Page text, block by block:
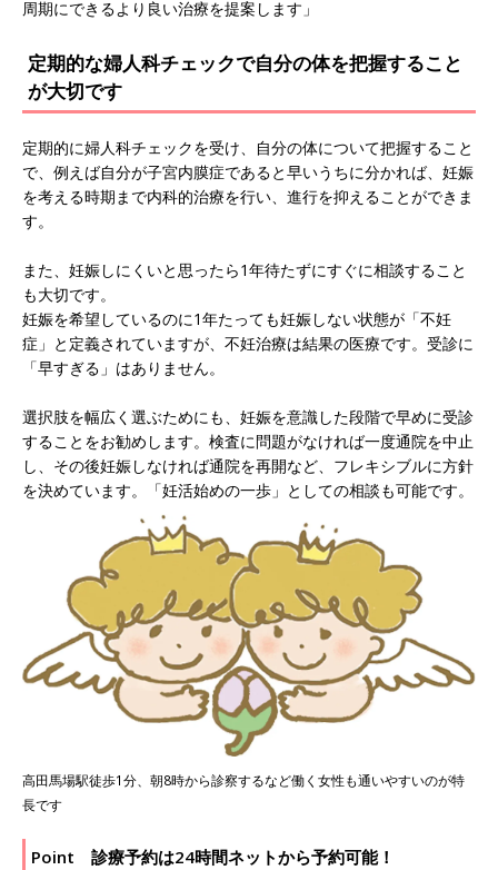
周期にできるより良い治療を提案します」
定期的な婦人科チェックで自分の体を把握すること
が大切です
定期的に婦人科チェックを受け、自分の体について把握すること
で、例えば自分が子宮内膜症であると早いうちに分かれば、妊娠
を考える時期まで内科的治療を行い、進行を抑えることができま
す。
また、妊娠しにくいと思ったら1年待たずにすぐに相談すること
も大切です。
妊娠を希望しているのに1年たっても妊娠しない状態が「不妊
症」と定義されていますが、不妊治療は結果の医療です。受診に
「早すぎる」はありません。
選択肢を幅広く選ぶためにも、妊娠を意識した段階で早めに受診
することをお勧めします。検査に問題がなければ一度通院を中止
し、その後妊娠しなければ通院を再開など、フレキシブルに方針
を決めています。「妊活始めの一歩」としての相談も可能です。
高田馬場駅徒歩1分、朝8時から診察するなど働く女性も通いやすいのが特
長です
Point 診療予約は24時間ネットから予約可能！